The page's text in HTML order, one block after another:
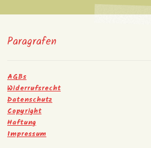
Paragrafen
AGBs
Widerrufsrecht
Datenschutz
Copyright
Haftung
Impressum